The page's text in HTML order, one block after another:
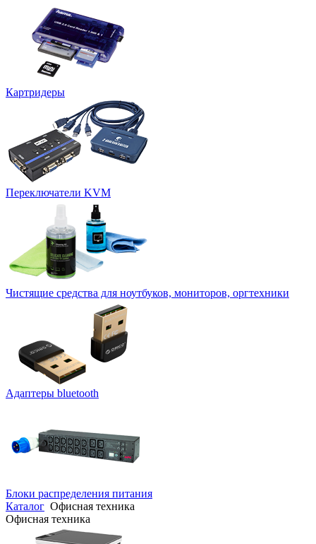
Картридеры
Переключатели KVM
Чистящие средства для ноутбуков, мониторов, оргтехники
Адаптеры bluetooth
Блоки распределения питания
Каталог Офисная техника
Офисная техника